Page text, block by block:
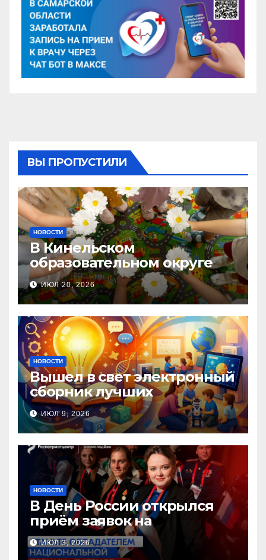
ВЫ ПРОПУСТИЛИ
НОВОСТИ
В Кинельском
образовательном округе
прошла Неделя правовой
помощи, посвящённая Дню
семьи, любви и верности
ИЮЛ 20, 2026
НОВОСТИ
Вышел в свет электронный
сборник лучших
инновационных практик
педагогов дошкольного
образования!
ИЮЛ 9, 2026
НОВОСТИ
В День России открылся
приём заявок на
Национальную премию
«Патриот»
ИЮЛ 3, 2026